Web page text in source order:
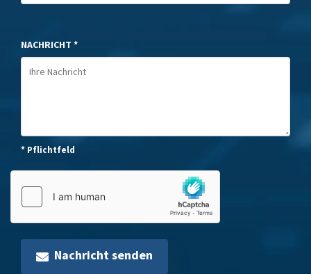
NACHRICHT *
* Pflichtfeld
Nachricht senden